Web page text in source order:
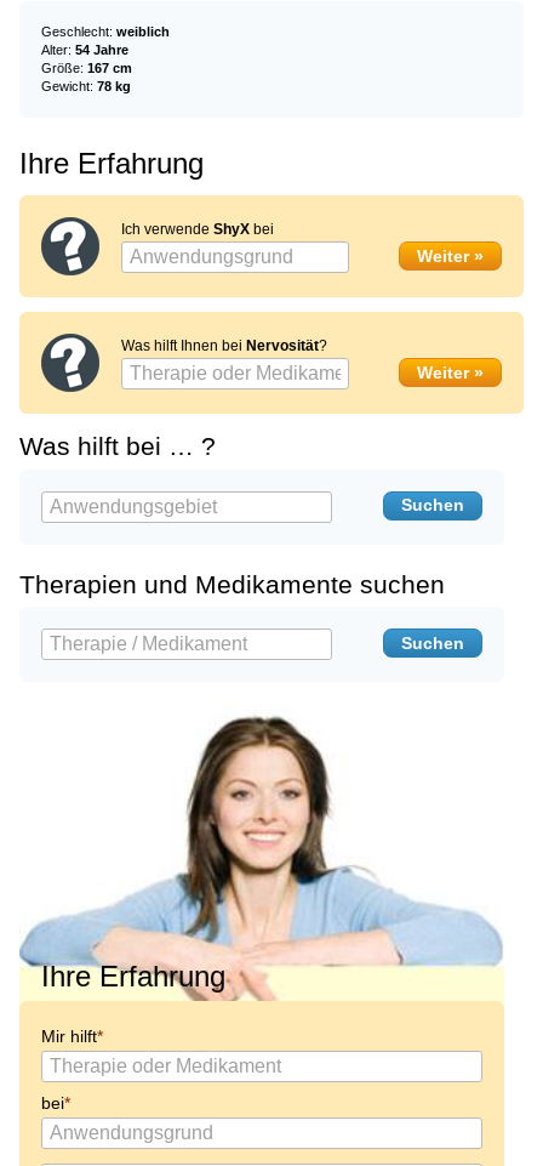
Geschlecht: weiblich
Alter: 54 Jahre
Größe: 167 cm
Gewicht: 78 kg
Ihre Erfahrung
Ich verwende ShyX bei
Was hilft Ihnen bei Nervosität?
Was hilft bei … ?
Therapien und Medikamente suchen
Ihre Erfahrung
Mir hilft
bei